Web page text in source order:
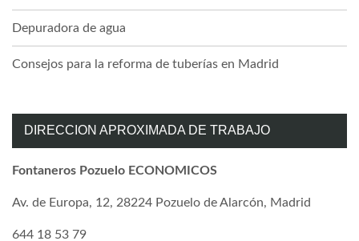
Depuradora de agua
Consejos para la reforma de tuberías en Madrid
DIRECCION APROXIMADA DE TRABAJO
Fontaneros Pozuelo ECONOMICOS
Av. de Europa, 12, 28224 Pozuelo de Alarcón, Madrid
644 18 53 79